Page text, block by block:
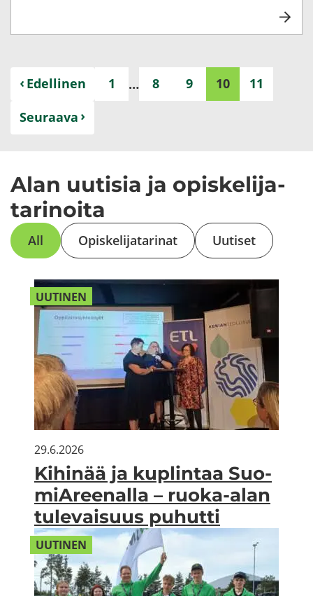
Edel­li­nen 1 … 8 9 10
11
Seu­raa­va
Alan uu­ti­sia ja opis­ke­li­ja­
ta­ri­noi­ta
All Opis­ke­li­ja­ta­ri­nat Uu­ti­set
UU­TI­NEN
29.6.2026
Ki­hi­nää ja kuplin­taa Suo­
miA­ree­nal­la – ruoka-​alan
tu­le­vai­suus pu­hut­ti
UU­TI­NEN